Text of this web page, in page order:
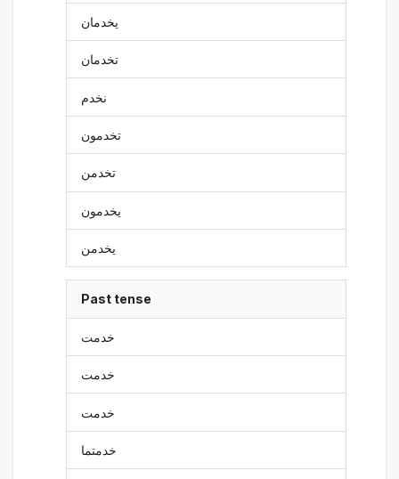
يخدمان
تخدمان
نخدم
تخدمون
تخدمن
يخدمون
يخدمن
Past tense
خدمت
خدمت
خدمت
خدمتما